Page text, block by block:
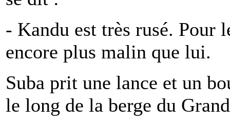
- Kandu est très rusé. Pour
encore plus malin que lui.
Suba prit une lance et un
le long de la berge du